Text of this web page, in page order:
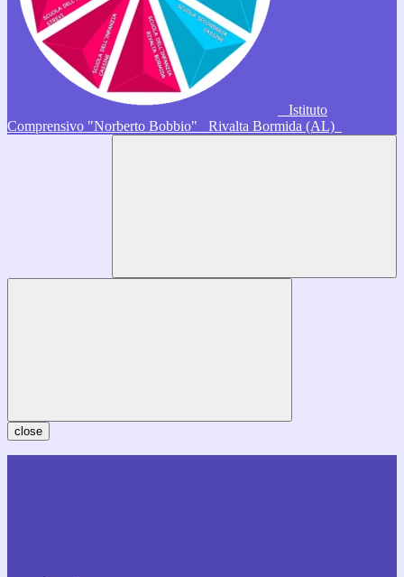
Istituto
Comprensivo "Norberto Bobbio"
Rivalta Bormida (AL)
close